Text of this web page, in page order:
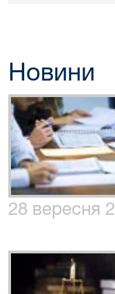
Новини
28 вересня